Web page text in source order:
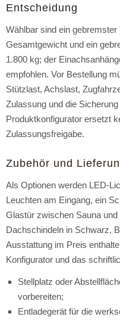
Entscheidung
Wählbar sind ein
Gesamtgewicht und ein
1.800 kg; der
empfohlen. Vor Bestellung
Stützlast, Achslast,
Zulassung und die
Produktkonfigurator ersetzt
Zulassungsfreigabe.
Zubehör und
Als Optionen werden LED-
Leuchten am Eingang, ein
Glastür zwischen Sauna
Dachschindeln in Schwarz,
Ausstattung im Preis
Konfigurator und das
Stellplatz oder
vorbereiten;
Entladegerät für die